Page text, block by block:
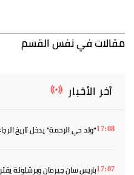
مقالات في نفس القسم
آخر الأخبار
17:08"ولد حي الرحمة" يدخل تاريخ
17:07باريس سان جيرمان وبرشلونة